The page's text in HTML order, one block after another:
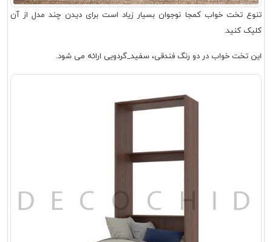
تنوع تخت خواب کمجا نوجوان بسیار زیاد است برای دیدن چند مدل از آن
کلیک کنید.
این تخت خواب در دو رنگ فندقی، سفید_گردویی ارائه می شود.